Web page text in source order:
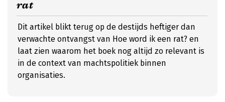
rat
Dit artikel blikt terug op de destijds heftiger dan
verwachte ontvangst van Hoe word ik een rat? en
laat zien waarom het boek nog altijd zo relevant is
in de context van machtspolitiek binnen
organisaties.